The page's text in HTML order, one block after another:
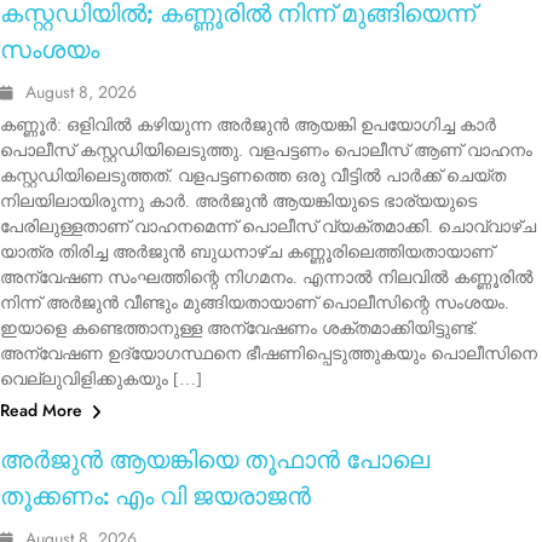
കസ്റ്റഡിയിൽ; കണ്ണൂരിൽ നിന്ന് മുങ്ങിയെന്ന്
സംശയം
August 8, 2026
കണ്ണൂർ: ഒളിവിൽ കഴിയുന്ന അർജുൻ ആയങ്കി ഉപയോഗിച്ച കാർ
പൊലീസ് കസ്റ്റഡിയിലെടുത്തു. വളപട്ടണം പൊലീസ് ആണ് വാഹനം
കസ്റ്റഡിയിലെടുത്തത്. വളപട്ടണത്തെ ഒരു വീട്ടിൽ പാർക്ക് ചെയ്ത
നിലയിലായിരുന്നു കാർ. അർജുൻ ആയങ്കിയുടെ ഭാര്യയുടെ
പേരിലുള്ളതാണ് വാഹനമെന്ന് പൊലീസ് വ്യക്തമാക്കി. ചൊവ്വാഴ്ച
യാത്ര തിരിച്ച അർജുൻ ബുധനാഴ്ച കണ്ണൂരിലെത്തിയതായാണ്
അന്വേഷണ സംഘത്തിന്റെ നിഗമനം. എന്നാൽ നിലവിൽ കണ്ണൂരിൽ
നിന്ന് അർജുൻ വീണ്ടും മുങ്ങിയതായാണ് പൊലീസിന്റെ സംശയം.
ഇയാളെ കണ്ടെത്താനുള്ള അന്വേഷണം ശക്തമാക്കിയിട്ടുണ്ട്.
അന്വേഷണ ഉദ്യോഗസ്ഥനെ ഭീഷണിപ്പെടുത്തുകയും പൊലീസിനെ
വെല്ലുവിളിക്കുകയും […]
Read More
KERALA KOZHIKODE
അർജുൻ ആയങ്കിയെ തൂഫാൻ പോലെ
തൂക്കണം: എം വി ജയരാജൻ